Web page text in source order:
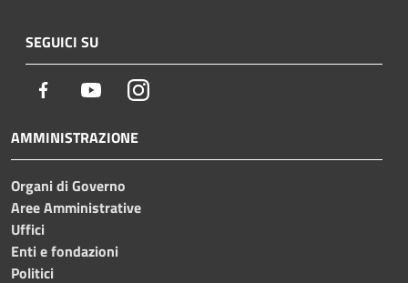
SEGUICI SU
Facebook YoutubeInstagram
AMMINISTRAZIONE
Organi di Governo
Aree Amministrative
Uffici
Enti e fondazioni
Politici